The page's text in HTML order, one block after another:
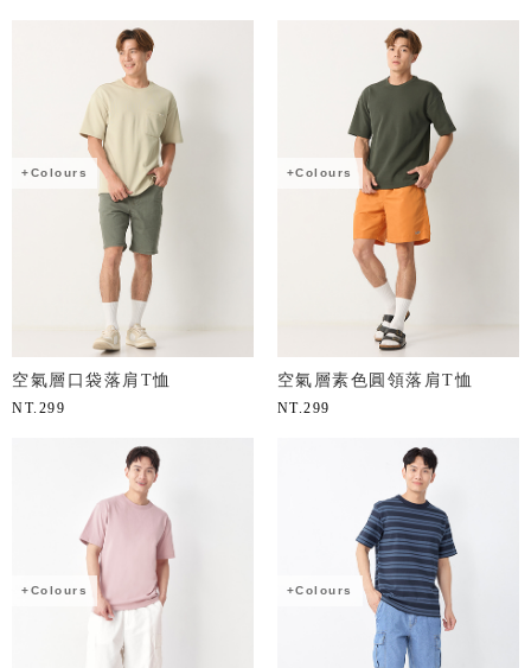
+Colours
空氣層口袋落肩T恤
NT. 299
+Colours
空氣層素色圓領落肩T恤
NT.299
+Colours +Colours